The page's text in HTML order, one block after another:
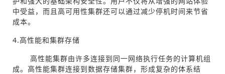
中受益，而且高可用性集群还可以通过减少停机时间来节省
成本。
4.高性能和集群存储
高性能集群由许多连接到同一网络执行任务的计算机组
成。高性能集群连接到数据存储集群，形成复杂的体系结